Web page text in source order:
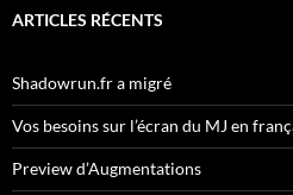
ARTICLES RÉCENTS
Shadowrun.fr a migré
Vos besoins sur l’écran du MJ en
Preview d’Augmentations